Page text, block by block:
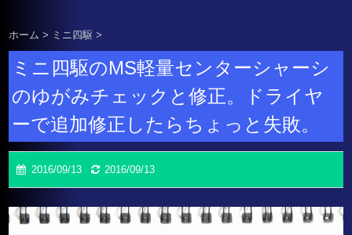
ホーム > ミニ四駆 >
ミニ四駆のMS軽量センターシャーシ
のゆがみチェックと修正。ドライヤ
ーで追加修正したらちょっと失敗。
2016/09/13 2016/09/13